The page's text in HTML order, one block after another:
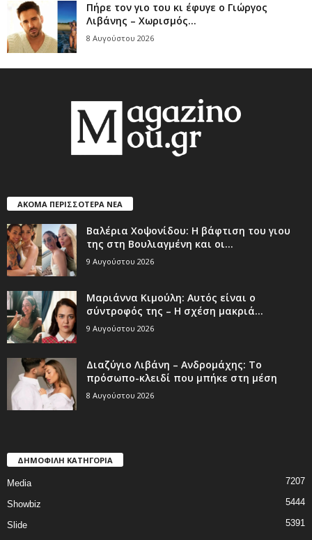
Πήρε τον γιο του κι έφυγε ο Γιώργος
Λιβάνης – Χωρισμός...
8 Αυγούστου 2026
ΑΚΟΜΑ ΠΕΡΙΣΣΟΤΕΡΑ ΝΕΑ
Βαλέρια Χοψονίδου: Η βάφτιση του γιου
της στη Βουλιαγμένη και οι...
9 Αυγούστου 2026
Μαριάννα Κιμούλη: Αυτός είναι ο
σύντροφός της – Η σχέση μακριά...
9 Αυγούστου 2026
Διαζύγιο Λιβάνη – Ανδρομάχης: Το
πρόσωπο-κλειδί που μπήκε στη μέση
8 Αυγούστου 2026
ΔΗΜΟΦΙΛΗ ΚΑΤΗΓΟΡΙΑ
Media 7207
Showbiz 5444
Slide
5391